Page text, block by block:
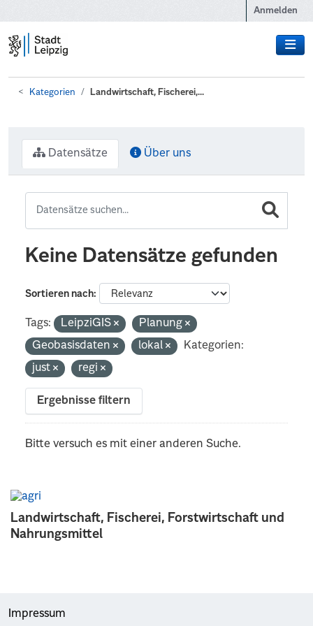
Anmelden
Kategorien Landwirtschaft, Fischerei,...
Landwirtschaft, Fischerei, Forstwirtschaft und
Nahrungsmittel
Datensätze Über uns
Keine Datensätze gefunden
Sortieren nach
Tags: LeipziGIS
Planung
Geobasisdaten
lokal
Kategorien:
just
regi
Ergebnisse filtern
Bitte versuch es mit einer anderen Suche.
Impressum